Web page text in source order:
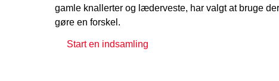
gamle knallerter og læderveste, har valgt at bruge
gøre en forskel.
Start en indsamling